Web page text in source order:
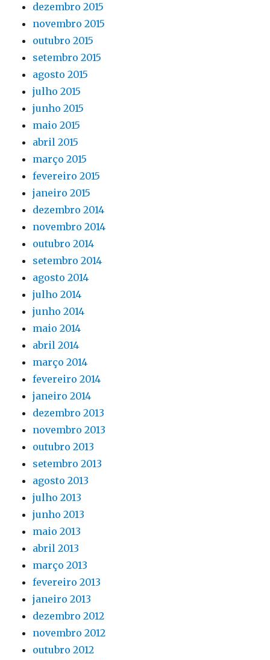
dezembro 2015
novembro 2015
outubro 2015
setembro 2015
agosto 2015
julho 2015
junho 2015
maio 2015
abril 2015
março 2015
fevereiro 2015
janeiro 2015
dezembro 2014
novembro 2014
outubro 2014
setembro 2014
agosto 2014
julho 2014
junho 2014
maio 2014
abril 2014
março 2014
fevereiro 2014
janeiro 2014
dezembro 2013
novembro 2013
outubro 2013
setembro 2013
agosto 2013
julho 2013
junho 2013
maio 2013
abril 2013
março 2013
fevereiro 2013
janeiro 2013
dezembro 2012
novembro 2012
outubro 2012